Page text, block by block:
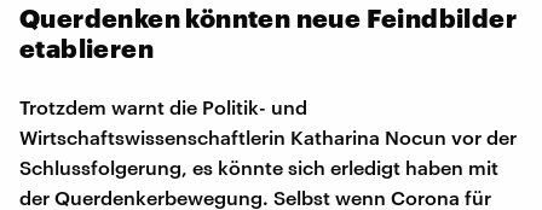
Querdenken könnten neue Feindbilder
etablieren
Trotzdem warnt die Politik- und
Wirtschaftswissenschaftlerin Katharina Nocun vor der
Schlussfolgerung, es könnte sich erledigt haben mit
der Querdenkerbewegung. Selbst wenn Corona für